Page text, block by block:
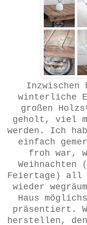
Inzwischen
winterliche
großen
geholt, viel
werden. Ich
einfach
froh war,
Weihnachten
Feiertage) all
wieder
Haus
präsentiert.
herstellen,